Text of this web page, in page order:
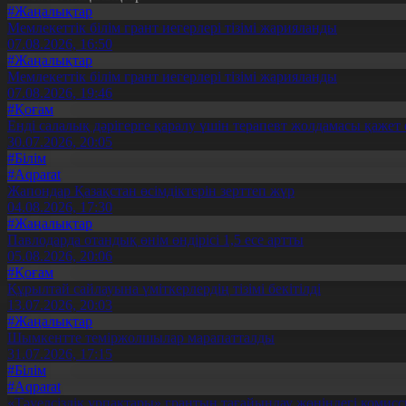
#Жаңалықтар
Мемлекеттік білім грант иегерлері тізімі жарияланды
07.08.2026, 16:50
#Жаңалықтар
Мемлекеттік білім грант иегерлері тізімі жарияланды
07.08.2026, 19:46
#Қоғам
Енді салалық дәрігерге қаралу үшін терапевт жолдамасы қажет
30.07.2026, 20:05
#Білім
#Aqparat
Жапондар Қазақстан өсімдіктерін зерттеп жүр
04.08.2026, 17:30
#Жаңалықтар
Павлодарда отандық өнім өндірісі 1,5 есе артты
05.08.2026, 20:06
#Қоғам
Құрылтай сайлауына үміткерлердің тізімі бекітілді
13.07.2026, 20:03
#Жаңалықтар
Шымкентте теміржолшылар марапатталды
31.07.2026, 17:15
#Білім
#Aqparat